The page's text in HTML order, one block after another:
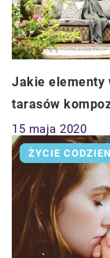
Jakie elementy
tarasów
15 maja 2020
ŻYCIE